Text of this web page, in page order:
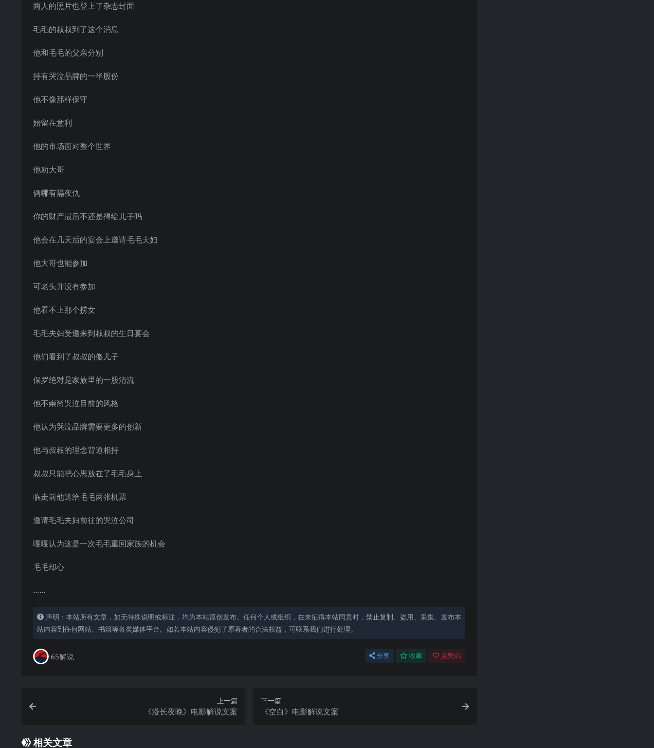
两人的照片也登上了杂志封面
毛毛的叔叔到了这个消息
他和毛毛的父亲分别
持有哭泣品牌的一半股份
他不像那样保守
始留在意利
他的市场面对整个世界
他劝大哥
俩哪有隔夜仇
你的财产最后不还是得给儿子吗
他会在几天后的宴会上邀请毛毛夫妇
他大哥也能参加
可老头并没有参加
他看不上那个捞女
毛毛夫妇受邀来到叔叔的生日宴会
他们看到了叔叔的傻儿子
保罗绝对是家族里的一股清流
他不崇尚哭泣目前的风格
他认为哭泣品牌需要更多的创新
他与叔叔的理念背道相持
叔叔只能把心思放在了毛毛身上
临走前他送给毛毛两张机票
邀请毛毛夫妇前往的哭泣公司
嘎嘎认为这是一次毛毛重回家族的机会
毛毛却心
……
声明：本站所有文章，如无特殊说明或标注，均为本站原创发布。任何个人或组织，在未征得本站同意时，禁止复制、盗用、采集、发布本
站内容到任何网站、书籍等各类媒体平台。如若本站内容侵犯了原著者的合法权益，可联系我们进行处理。
65解说 分享 收藏 点赞(0)
上一篇
《漫长夜晚》电影解说文案
下一篇
《空白》电影解说文案
相关文章